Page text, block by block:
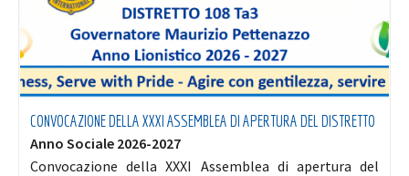
CONVOCAZIONE DELLA XXXI ASSEMBLEA DI APERTURA DEL DISTRETTO
Anno Sociale 2026-2027
Convocazione della XXXI Assemblea di apertura del